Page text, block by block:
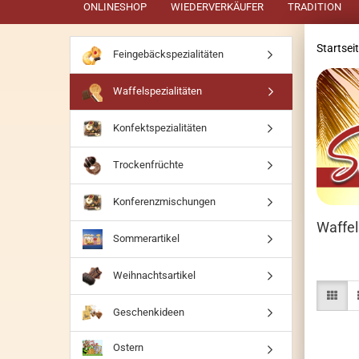
ONLINESHOP WIEDERVERKÄUFER TRADITION
Feingebäckspezialitäten
Waffelspezialitäten
Konfektspezialitäten
Trockenfrüchte
Konferenzmischungen
Sommerartikel
Weihnachtsartikel
Geschenkideen
Ostern